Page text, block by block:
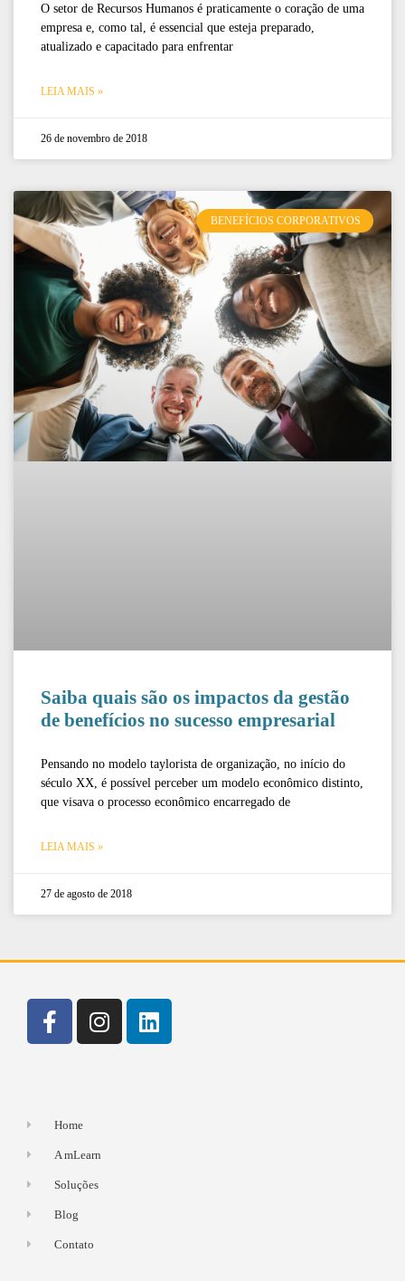
O setor de Recursos Humanos é praticamente o coração de uma
empresa e, como tal, é essencial que esteja preparado,
atualizado e capacitado para enfrentar
LEIA MAIS »
26 de novembro de 2018
BENEFÍCIOS CORPORATIVOS
Saiba quais são os impactos da gestão
de benefícios no sucesso empresarial
Pensando no modelo taylorista de organização, no início do
século XX, é possível perceber um modelo econômico distinto,
que visava o processo econômico encarregado de
LEIA MAIS »
27 de agosto de 2018
Home
A mLearn
Soluções
Blog
Contato